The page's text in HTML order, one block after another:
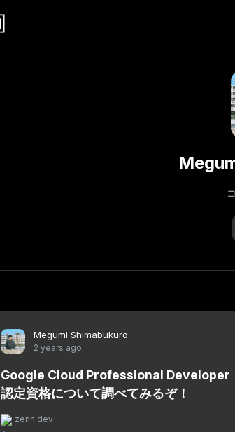
Megumi Shimabukuro
2 years ago
Google Cloud Professional Developer
認定資格について調べてみるぞ！
zenn.dev